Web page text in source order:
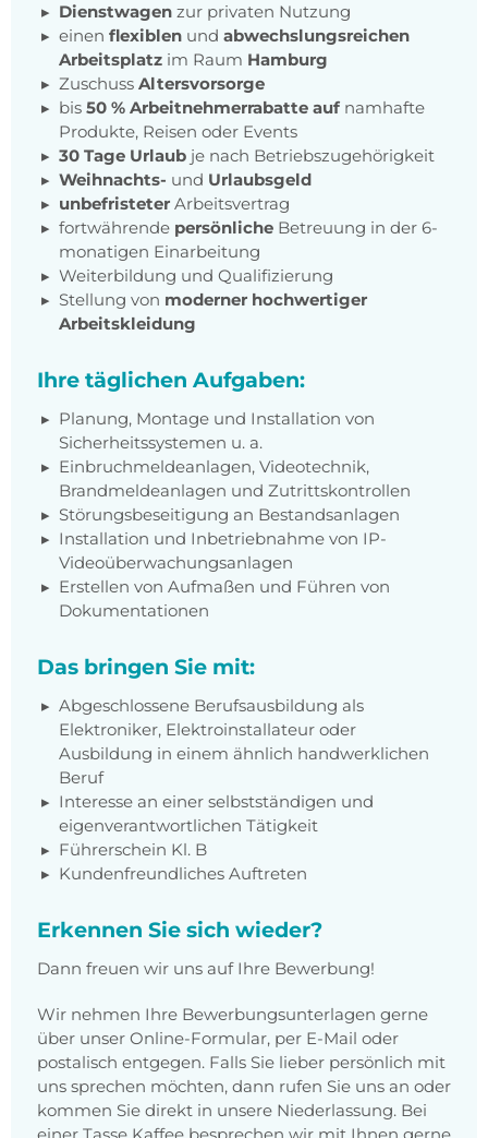
Dienstwagen zur privaten Nutzung
einen flexiblen und abwechslungsreichen
Arbeitsplatz im Raum Hamburg
Zuschuss Altersvorsorge
bis 50 % Arbeitnehmerrabatte auf namhafte
Produkte, Reisen oder Events
30 Tage Urlaub je nach Betriebszugehörigkeit
Weihnachts- und Urlaubsgeld
unbefristeter Arbeitsvertrag
fortwährende persönliche Betreuung in der 6-
monatigen Einarbeitung
Weiterbildung und Qualifizierung
Stellung von moderner hochwertiger
Arbeitskleidung
Ihre täglichen Aufgaben:
Planung, Montage und Installation von
Sicherheitssystemen u. a.
Einbruchmeldeanlagen, Videotechnik,
Brandmeldeanlagen und Zutrittskontrollen
Störungsbeseitigung an Bestandsanlagen
Installation und Inbetriebnahme von IP-
Videoüberwachungsanlagen
Erstellen von Aufmaßen und Führen von
Dokumentationen
Das bringen Sie mit:
Abgeschlossene Berufsausbildung als
Elektroniker, Elektroinstallateur oder
Ausbildung in einem ähnlich handwerklichen
Beruf
Interesse an einer selbstständigen und
eigenverantwortlichen Tätigkeit
Führerschein Kl. B
Kundenfreundliches Auftreten
Erkennen Sie sich wieder?
Dann freuen wir uns auf Ihre Bewerbung!
Wir nehmen Ihre Bewerbungsunterlagen gerne
über unser Online-Formular, per E-Mail oder
postalisch entgegen. Falls Sie lieber persönlich mit
uns sprechen möchten, dann rufen Sie uns an oder
kommen Sie direkt in unsere Niederlassung. Bei